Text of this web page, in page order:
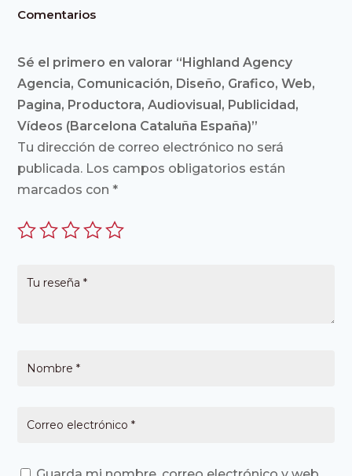
Comentarios
Sé el primero en valorar “Highland Agency
Agencia, Comunicación, Diseño, Grafico, Web,
Pagina, Productora, Audiovisual, Publicidad,
Vídeos (Barcelona Cataluña España)”
Tu dirección de correo electrónico no será
publicada. Los campos obligatorios están
marcados con*